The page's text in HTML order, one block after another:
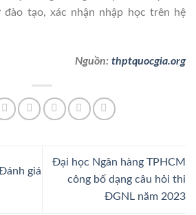
tạo, xác nhận nhập học trên hệ
Nguồn: thptquocgia.org
giá
Đại học Ngân hàng TPHCM
công bố dạng câu hỏi thi
ĐGNL năm 2023